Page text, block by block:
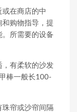
在商店的中
和购物指导，提
所需要的设备
有柔软的沙发
棒一般长100-
帘或沙帘间隔